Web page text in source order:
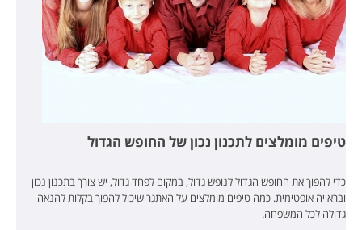
טיפים מומלצים לתכנון נכון של החופש הגדול
כדי להפוך את החופש הגדול לנופש גדול, במקום לפחד גדול, יש צורך בתכנון נכון
ובראייה אופטימית. כמה טיפים מומלצים על האתגר שיכול להפוך בקלות להנאה
גדולה לכל המשפחה.